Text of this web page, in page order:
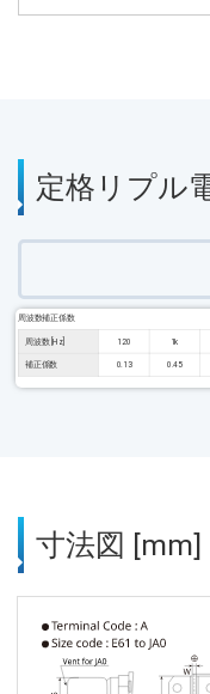
定格リプル
周波数補正係数
周波数 [Hz] 120 1k
補正係数 0.13 0.45
寸法図 [mm]